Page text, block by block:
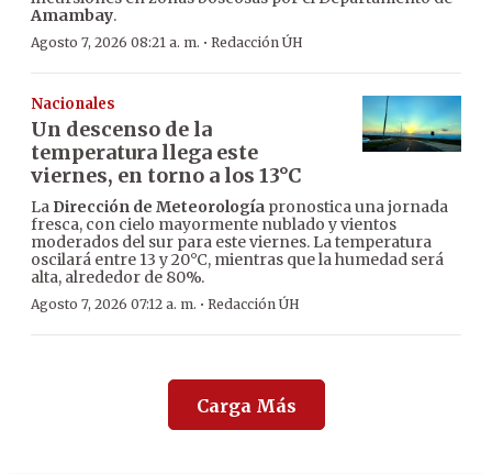
Amambay.
Agosto 7, 2026 08:21 a. m. · Redacción ÚH
Nacionales
Un descenso de la
temperatura llega este
viernes, en torno a los 13°C
La Dirección de Meteorología pronostica una jornada
fresca, con cielo mayormente nublado y vientos
moderados del sur para este viernes. La temperatura
oscilará entre 13 y 20°C, mientras que la humedad será
alta, alrededor de 80%.
Agosto 7, 2026 07:12 a. m. · Redacción ÚH
Carga Más